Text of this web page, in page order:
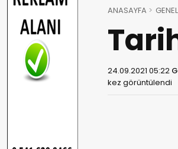
ANASAYFA GENEL
24.09.2021 05:22
kez görüntülendi